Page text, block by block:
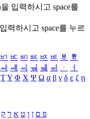
을 입력하시고 space를
력하시고 space를 누르
ㅲ ㅳ ㅴ ㅵ ㅶ ㅷ ㅸ
ㅹ
ㆇ ㆈ ㆉ ㆊ ㆋ ㆌ ㆍ
ㆎ
ΤΥ Φ Χ Ψ Ω α β γ δ ε ζ η
פ ם ן ו ט א ר ק